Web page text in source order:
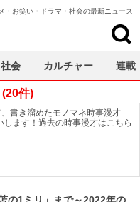
・お笑い・ドラマ・社会の最新ニュース
件)
書き溜めたモノマネ時事漫才
ます！過去の時事漫才はこちら
社会 カルチャー 連載